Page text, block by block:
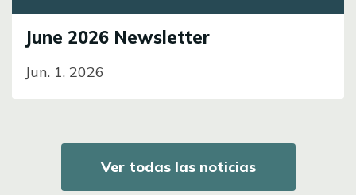
June 2026 Newsletter
Jun. 1, 2026
Ver todas las noticias